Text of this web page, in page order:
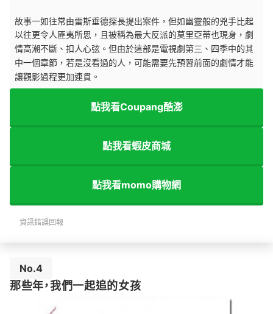
故事一如往常由雷斯垂德探長提出案件，但如幽靈般的兇手比起
以往更令人匪夷所思，且被稱為最大反派的莫里亞蒂也現身，劇
情高潮不斷、 扣人心弦。但由於這部是電視劇第三、四季中的其
中一個章節，若是沒看過的人，可能需要先預習前面的劇情才能
讓觀影過程更加連貫。
點我看Coupang酷澎
點我看蝦皮商城
點我看momo購物網
資訊錯誤回報
No.4
那些年，我們一起追的女孩